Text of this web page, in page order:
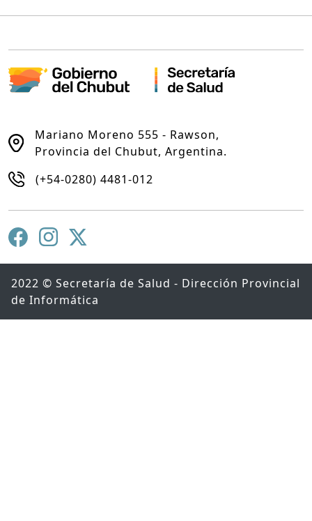
Mariano Moreno 555 - Rawson,
Provincia del Chubut, Argentina.
(+54-0280) 4481-012
2022 © Secretaría de Salud - Dirección Provincial
de Informática